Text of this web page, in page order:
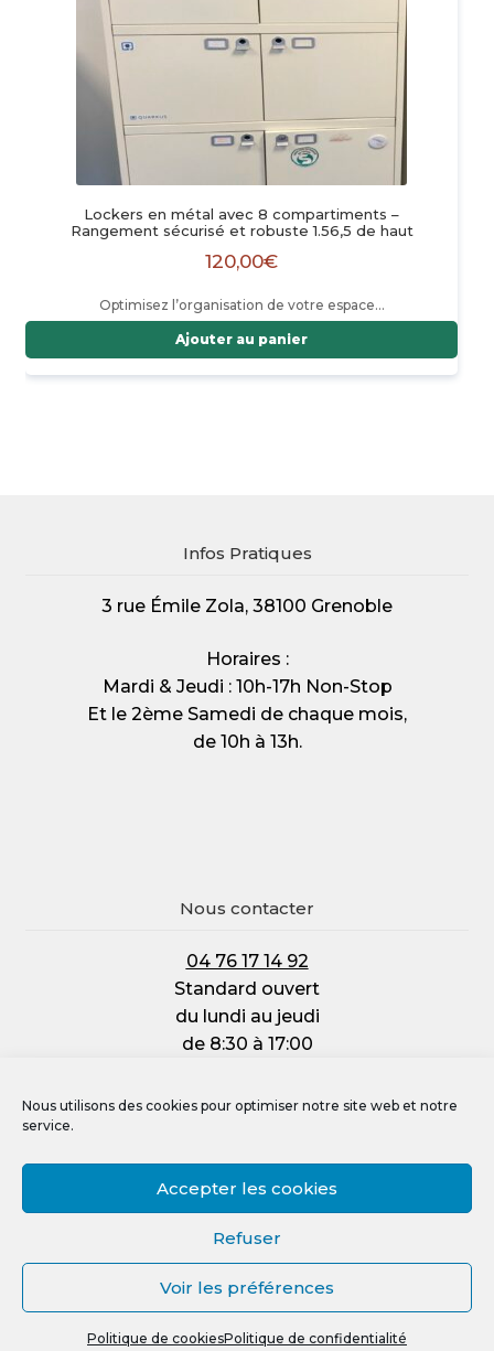
Nous utilisons des cookies pour optimiser notre site web et notre
service.
Accepter les cookies
Refuser
Voir les préférences
Politique de cookiesPolitique de confidentialité
Lockers en métal avec 8 compartiments –
Rangement sécurisé et robuste 1.56,5 de haut
120,00€
Optimisez l’organisation de votre espace…
Ajouter au panier
Infos Pratiques
3 rue Émile Zola, 38100 Grenoble
Horaires :
Mardi & Jeudi : 10h-17h Non-Stop
Et le 2ème Samedi de chaque mois,
de 10h à 13h.
Nous contacter
04 76 17 14 92
Standard ouvert
du lundi au jeudi
de 8:30 à 17:00
de 8:30 à 12:00
Mentions légales
Politique de cookies (UE)
Crédit photos, vidéos et illustrations
Recherche
0